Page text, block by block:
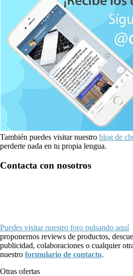
También puedes visitar nuestro blog de
perderte nada en tu propia lengua.
Contacta con nosotros
Puedes visitar nuestro foro pulsando aquí
proponernos reviews de productos,
publicidad, colaboraciones o cualquier
nuestro formulario de contacto.
Otras ofertas